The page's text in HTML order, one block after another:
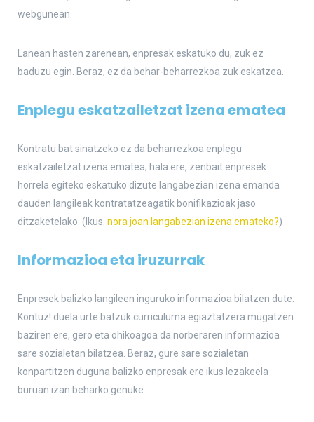
webgunean.
Lanean hasten zarenean, enpresak eskatuko du, zuk ez
baduzu egin. Beraz, ez da behar-beharrezkoa zuk eskatzea.
Enplegu eskatzailetzat izena ematea
Kontratu bat sinatzeko ez da beharrezkoa enplegu
eskatzailetzat izena ematea; hala ere, zenbait enpresek
horrela egiteko eskatuko dizute langabezian izena emanda
dauden langileak kontratatzeagatik bonifikazioak jaso
ditzaketelako. (Ikus. nora joan langabezian izena emateko?)
Informazioa eta iruzurrak
Enpresek balizko langileen inguruko informazioa bilatzen dute.
Kontuz! duela urte batzuk curriculuma egiaztatzera mugatzen
baziren ere, gero eta ohikoagoa da norberaren informazioa
sare sozialetan bilatzea. Beraz, gure sare sozialetan
konpartitzen duguna balizko enpresak ere ikus lezakeela
buruan izan beharko genuke.